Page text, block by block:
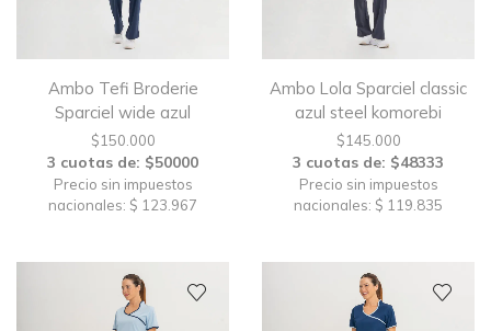
Ambo Tefi Broderie
Sparciel wide azul
$150.000
3 cuotas de: $50000
Precio sin impuestos
nacionales: $ 123.967
Ambo Lola Sparciel classic
azul steel komorebi
$145.000
3 cuotas de: $48333
Precio sin impuestos
nacionales: $ 119.835